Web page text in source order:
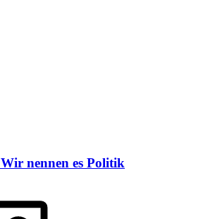
Wir nennen es Politik